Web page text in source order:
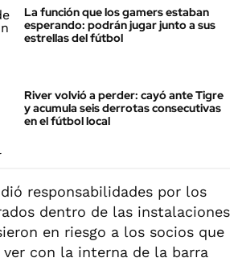
La función que los gamers estaban
esperando: podrán jugar junto a sus
estrellas del fútbol
River volvió a perder: cayó ante Tigre
y acumula seis derrotas consecutivas
en el fútbol local
responsabilidades por los
dentro de las instalaciones
en riesgo a los socios que
con la interna de la barra